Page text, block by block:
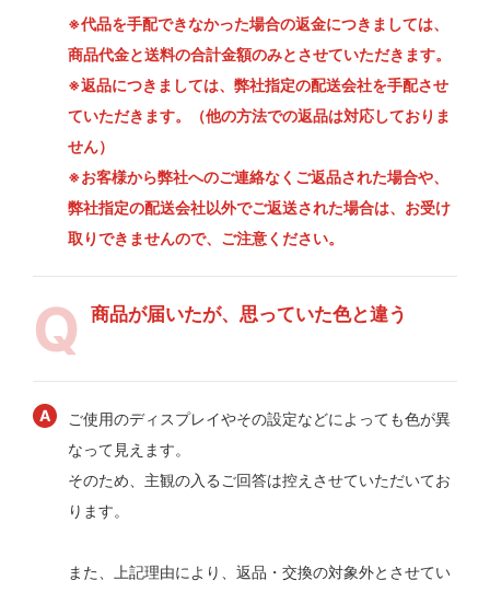
※代品を手配できなかった場合の返金につきましては、
商品代金と送料の合計金額のみとさせていただきます。
※返品につきましては、弊社指定の配送会社を手配させ
ていただきます。（他の方法での返品は対応しておりま
せん）
※お客様から弊社へのご連絡なくご返品された場合や、
弊社指定の配送会社以外でご返送された場合は、お受け
取りできませんので、ご注意ください。
商品が届いたが、思っていた色と違う
ご使用のディスプレイやその設定などによっても色が異
なって見えます。
そのため、主観の入るご回答は控えさせていただいてお
ります。
また、上記理由により、返品・交換の対象外とさせてい